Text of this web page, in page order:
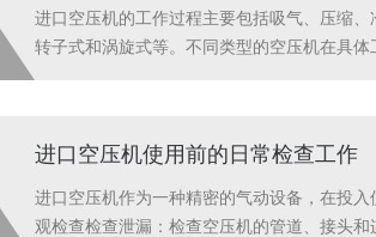
进口空压机的工作过程主要包括吸气、压缩
转子式和涡旋式等。不同类型的空压机在具
进口空压机使用前的日常检查工作
进口空压机作为一种精密的气动设备，在投
观检查检查泄漏：检查空压机的管道、接头